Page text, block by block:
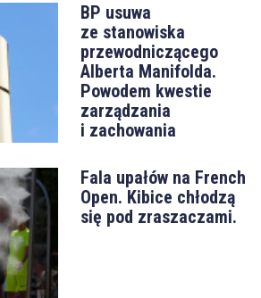
BP usuwa
ze stanowiska
przewodniczącego
Alberta Manifolda.
Powodem kwestie
zarządzania
i zachowania
Fala upałów na French
Open. Kibice chłodzą
się pod zraszaczami.